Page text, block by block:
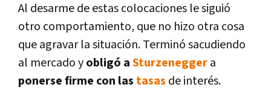
Al desarme de estas colocaciones le siguió
otro comportamiento, que no hizo otra cosa
que agravar la situación. Terminó sacudiendo
al mercado yobligó aSturzeneggera
ponerse firme con las tasas de interés.